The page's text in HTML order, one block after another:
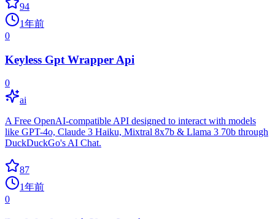
94
1年前
0
Keyless Gpt Wrapper Api
0
ai
A Free OpenAI-compatible API designed to interact with models
like GPT-4o, Claude 3 Haiku, Mixtral 8x7b & Llama 3 70b through
DuckDuckGo's AI Chat.
87
1年前
0